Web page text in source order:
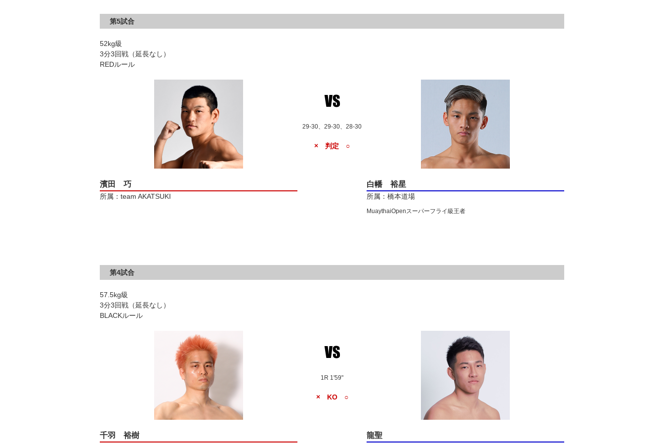
第5試合
52kg級
3分3回戦（延長なし）
REDルール
濱田 巧
所属：team AKATSUKI
29-30、29-30、28-30
× 判定 ○
白幡 裕星
所属：橋本道場
MuaythaiOpenスーパーフライ級王者
第4試合
57.5kg級
3分3回戦（延長なし）
BLACKルール
千羽 裕樹
1R 1'59"
× KO ○
龍聖